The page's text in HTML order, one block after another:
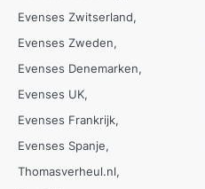
Evenses Zwitserland
Evenses Zweden
Evenses Denemarken
Evenses UK
Evenses Frankrijk
Evenses Spanje
Thomasverheul.nl